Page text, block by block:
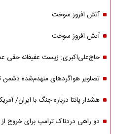
آتش افروز سوخت
آتش افروز سوخت
حاج‌علی‌اکبری: زیست عفیفانه حقی
تصاویر هواگردهای منهدم‌شده دشمن
هشدار پانتا درباره جنگ با ایران/
دو راهی دردناک ترامپ برای خروج